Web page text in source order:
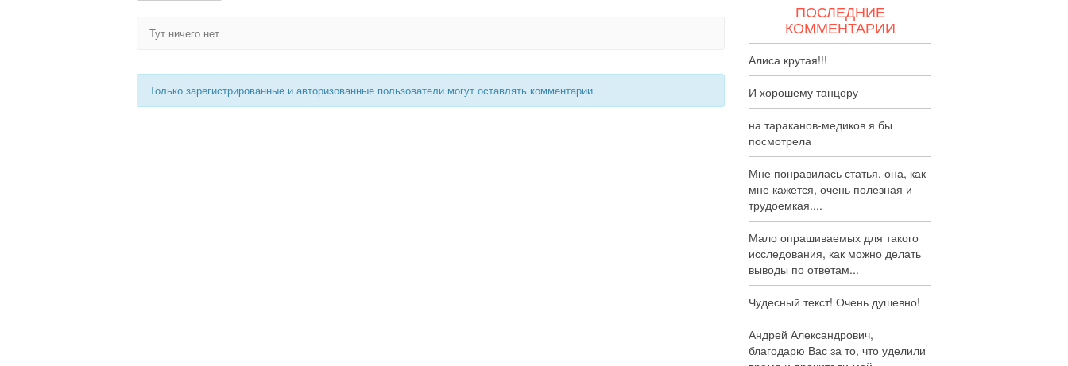
Тут ничего нет
Только зарегистрированные и авторизованные пользователи могут оставлять комментарии
ПОСЛЕДНИЕ
КОММЕНТАРИИ
Алиса крутая!!!
И хорошему танцору
на тараканов-медиков я бы
посмотрела
Мне понравилась статья, она, как
мне кажется, очень полезная и
трудоемкая....
Мало опрашиваемых для такого
исследования, как можно делать
выводы по ответам...
Чудесный текст! Очень душевно!
Андрей Александрович,
благодарю Вас за то, что уделили